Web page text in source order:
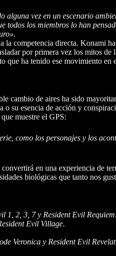
alguna vez en un escenario
todos los miembros lo han
la competencia directa. Konami
por primera vez los mitos de
que ha tenido ese movimiento en
cambio de aires ha sido
su esencia de acción y
muestre el GPS:
como los personajes y los
en una experiencia de
biológicas que tanto nos
1, 2, 3, 7 y Resident Evil Requiem.
Evil Village.
Veronica y Resident Evil